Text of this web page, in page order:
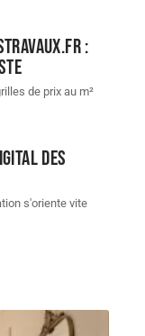
:
de prix au m²
des
s'oriente vite